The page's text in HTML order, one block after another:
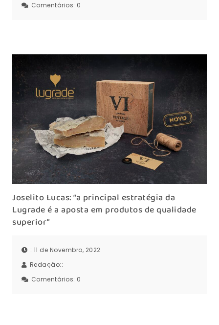
Comentários: 0
Joselito Lucas: “a principal estratégia da
Lugrade é a aposta em produtos de qualidade
superior”
: 11 de Novembro, 2022
Redação::
Comentários: 0